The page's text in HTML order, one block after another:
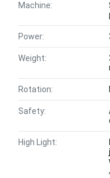
Machine:
Power:
Weight:
Rotation:
Safety:
High Light:
,